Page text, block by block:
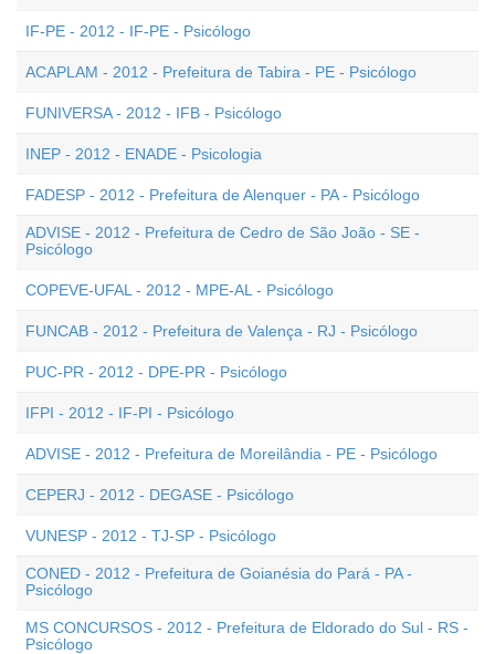
IF-PE - 2012 - IF-PE - Psicólogo
ACAPLAM - 2012 - Prefeitura de Tabira - PE - Psicólogo
FUNIVERSA - 2012 - IFB - Psicólogo
INEP - 2012 - ENADE - Psicologia
FADESP - 2012 - Prefeitura de Alenquer - PA - Psicólogo
ADVISE - 2012 - Prefeitura de Cedro de São João - SE -
Psicólogo
COPEVE-UFAL - 2012 - MPE-AL - Psicólogo
FUNCAB - 2012 - Prefeitura de Valença - RJ - Psicólogo
PUC-PR - 2012 - DPE-PR - Psicólogo
IFPI - 2012 - IF-PI - Psicólogo
ADVISE - 2012 - Prefeitura de Moreilândia - PE - Psicólogo
CEPERJ - 2012 - DEGASE - Psicólogo
VUNESP - 2012 - TJ-SP - Psicólogo
CONED - 2012 - Prefeitura de Goianésia do Pará - PA -
Psicólogo
MS CONCURSOS - 2012 - Prefeitura de Eldorado do Sul - RS -
Psicólogo